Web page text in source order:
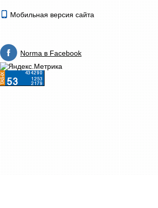
Мобильная версия сайта
Norma в Facebook